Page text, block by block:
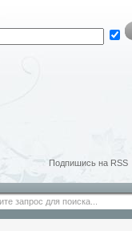
Подпишись на RSS